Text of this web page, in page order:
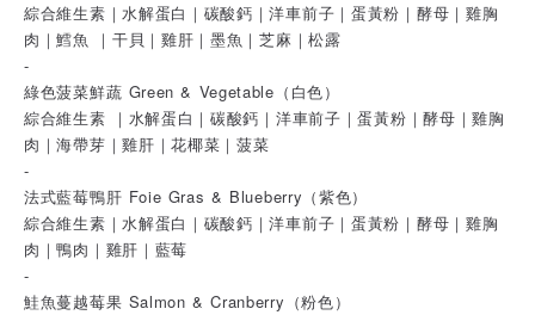
綜合維生素｜水解蛋白｜碳酸鈣｜洋車前子｜蛋黃粉｜酵母｜雞胸
肉｜鱈魚 ｜干貝｜雞肝｜墨魚｜芝麻｜松露
-
綠色菠菜鮮蔬 Green & Vegetable（白色）
綜合維生素 ｜水解蛋白｜碳酸鈣｜洋車前子｜蛋黃粉｜酵母｜雞胸
肉｜海帶芽｜雞肝｜花椰菜｜菠菜
-
法式藍莓鴨肝 Foie Gras & Blueberry（紫色）
綜合維生素｜水解蛋白｜碳酸鈣｜洋車前子｜蛋黃粉｜酵母｜雞胸
肉｜鴨肉｜雞肝｜藍莓
-
鮭魚蔓越莓果 Salmon & Cranberry（粉色）